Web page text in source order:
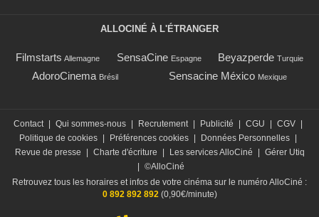
ALLOCINÉ À L'ÉTRANGER
Filmstarts Allemagne SensaCine Espagne Beyazperde Turquie
AdoroCinema Brésil Sensacine México Mexique
Contact Qui sommes-nous Recrutement Publicité CGU CGV
Politique de cookies
Préférences cookies Données Personnelles
Revue de presse
Charte d'écriture Les services AlloCiné
Gérer Utiq
©AlloCiné
Retrouvez tous les horaires et infos de votre cinéma sur le numéro AlloCiné :
0 892 892 892(0,90€/minute)